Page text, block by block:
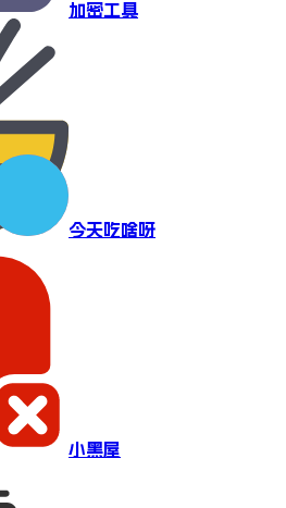
加密工具
今天吃啥呀
小黑屋